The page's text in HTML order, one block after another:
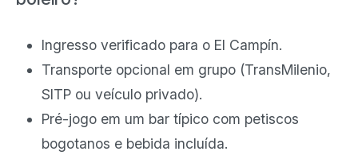
Ingresso verificado para o El Campín.
Transporte opcional em grupo (TransMilenio,
SITP ou veículo privado).
Pré-jogo em um bar típico com petiscos
bogotanos e bebida incluída.